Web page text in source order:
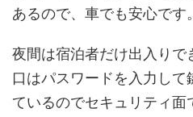
あるので、車でも安心です。
夜間は宿泊者だけ出入りで
口はパスワードを入力し
ているのでセキュリティ面